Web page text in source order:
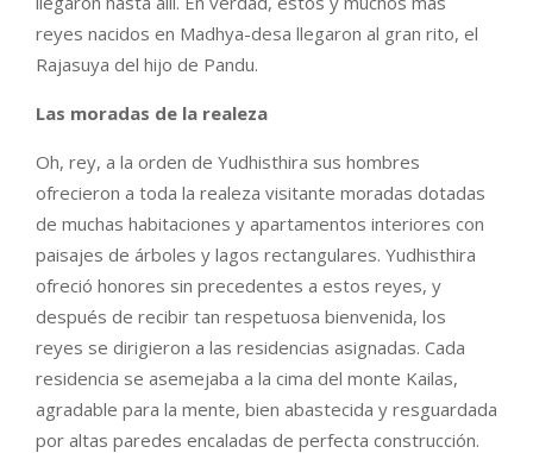
reyes nacidos en Madhya-desa llegaron al gran rito, el
Rajasuya del hijo de Pandu.
Las moradas de la realeza
Oh, rey, a la orden de Yudhisthira sus hombres
ofrecieron a toda la realeza visitante moradas dotadas
de muchas habitaciones y apartamentos interiores con
paisajes de árboles y lagos rectangulares. Yudhisthira
ofreció honores sin precedentes a estos reyes, y
después de recibir tan respetuosa bienvenida, los
reyes se dirigieron a las residencias asignadas. Cada
residencia se asemejaba a la cima del monte Kailas,
agradable para la mente, bien abastecida y resguardada
por altas paredes encaladas de perfecta construcción.